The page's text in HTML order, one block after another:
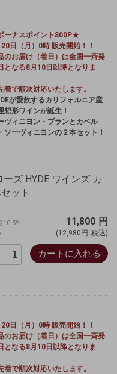
ーナスポイント800P★
日（月）0時 販売開始！！
のお届け（着日）は全国一斉発
となる8月10日以降となりま
着で順次対応いたします。
が愛飲するカリフォルニア産
想形ワインが誕生！
ヴィニヨン・ブランとカベル
ソーヴィニヨンの２本セット！
ズ HYDE ワインズ カ
ット
10.5%
11,800 円
(12,980円 税込)
カートに入れる
日（月）0時 販売開始！！
のお届け（着日）は全国一斉発
となる8月10日以降となりま
着で順次対応いたします。